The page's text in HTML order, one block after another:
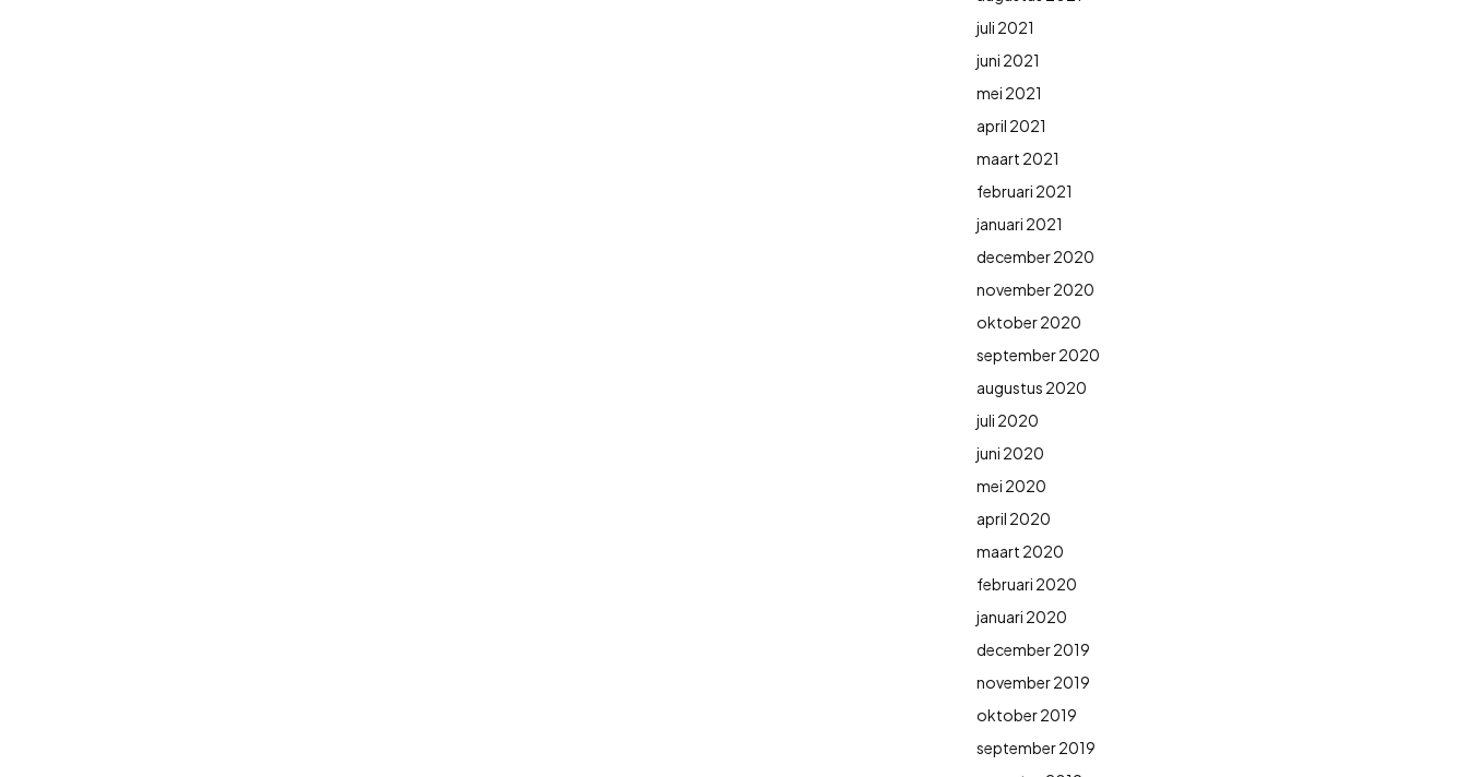
juli 2021
juni 2021
mei 2021
april 2021
maart 2021
februari 2021
januari 2021
december 2020
november 2020
oktober 2020
september 2020
augustus 2020
juli 2020
juni 2020
mei 2020
april 2020
maart 2020
februari 2020
januari 2020
december 2019
november 2019
oktober 2019
september 2019